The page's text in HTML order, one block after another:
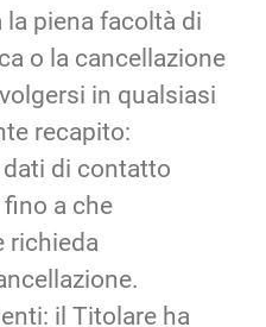
la piena facoltà di
o la cancellazione
in qualsiasi
recapito:
di contatto
a che
richieda
il Titolare ha